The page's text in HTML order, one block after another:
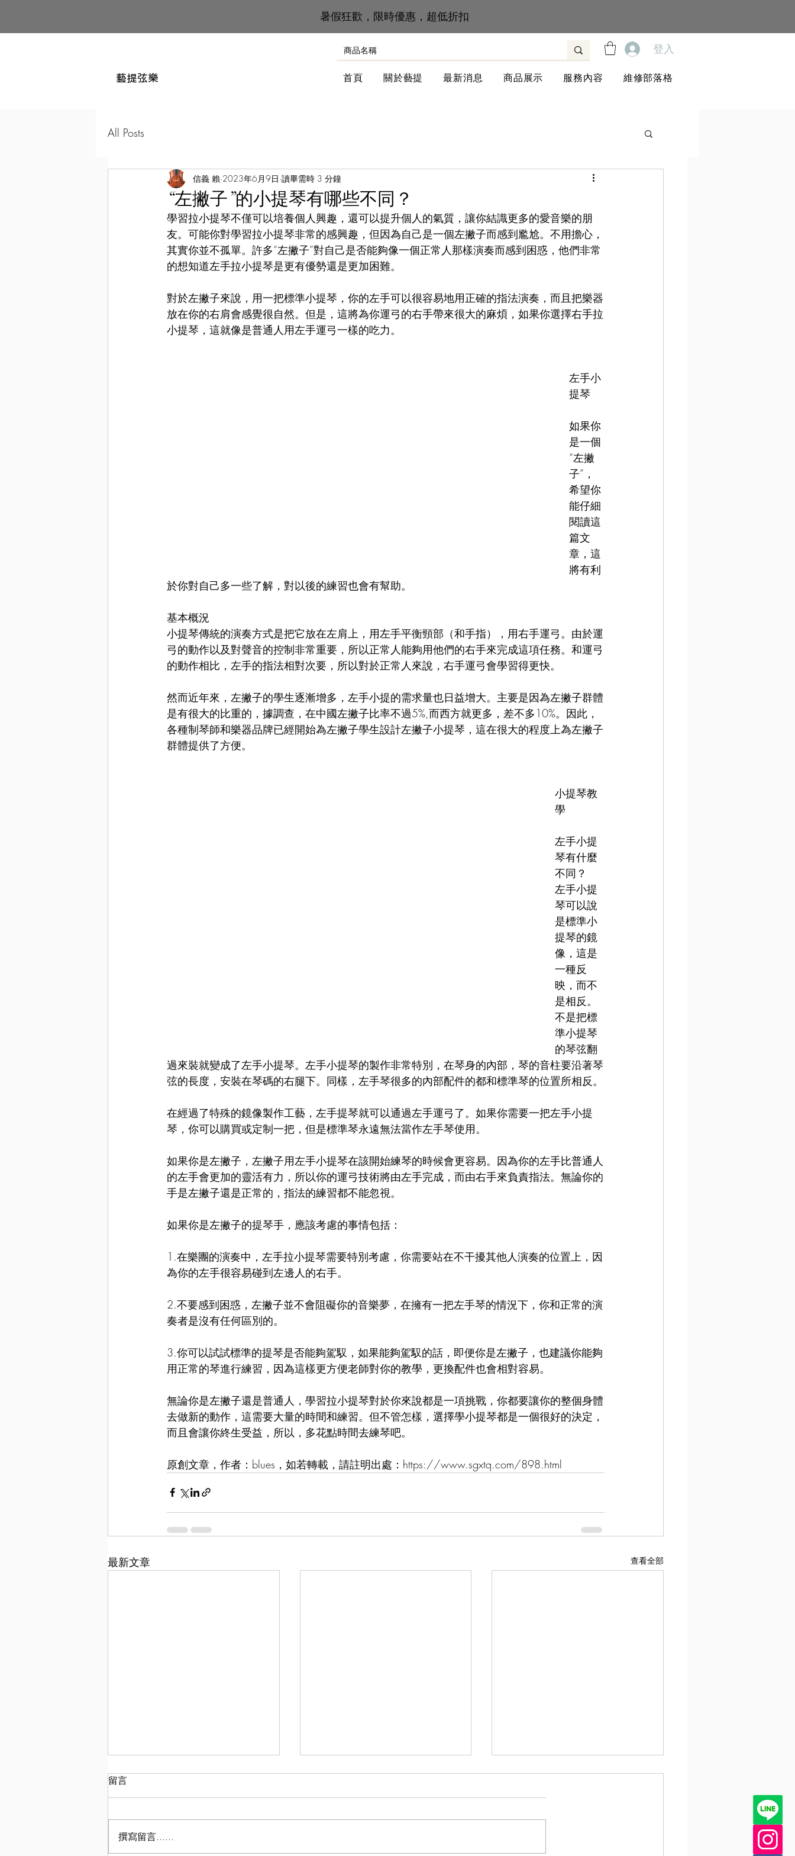
​暑假狂歡，限時優惠，超低折扣
藝提弦樂
登入
首頁 關於藝提 最新消息 商品展示 服務內容 維修部落格
All Posts
“左撇子”的小提琴有哪些不同？
信義 賴 2023年6月9日 讀畢需時 3 分鐘
學習拉小提琴不僅可以培養個人興趣，還可以提升個人的氣質，讓你結識更多的愛音樂的朋
友。可能你對學習拉小提琴非常的感興趣，但因為自己是一個左撇子而感到尷尬。不用擔心，
其實你並不孤單。許多“左撇子”對自己是否能夠像一個正常人那樣演奏而感到困惑，他們非常
的想知道左手拉小提琴是更有優勢還是更加困難。
對於左撇子來說，用一把標準小提琴，你的左手可以很容易地用正確的指法演奏，而且把樂器
放在你的右肩會感覺很自然。但是，這將為你運弓的右手帶來很大的麻煩，如果你選擇右手拉
小提琴，這就像是普通人用左手運弓一樣的吃力。
左手小
提琴
如果你
是一個
“左撇
子”，
希望你
能仔細
閱讀這
篇文
章，這
將有利
於你對自己多一些了解，對以後的練習也會有幫助。
基本概況
小提琴傳統的演奏方式是把它放在左肩上，用左手平衡頸部（和手指），用右手運弓。由於運
弓的動作以及對聲音的控制非常重要，所以正常人能夠用他們的右手來完成這項任務。和運弓
的動作相比，左手的指法相對次要，所以對於正常人來說，右手運弓會學習得更快。
然而近年來，左撇子的學生逐漸增多，左手小提的需求量也日益增大。主要是因為左撇子群體
是有很大的比重的，據調查，在中國左撇子比率不過5%,而西方就更多，差不多10%。因此，
各種制琴師和樂器品牌已經開始為左撇子學生設計左撇子小提琴，這在很大的程度上為左撇子
群體提供了方便。
小提琴教
學
左手小提
琴有什麼
不同？
左手小提
琴可以說
是標準小
提琴的鏡
像，這是
一種反
映，而不
是相反。
不是把標
準小提琴
的琴弦翻
過來裝就變成了左手小提琴。左手小提琴的製作非常特別，在琴身的內部，琴的音柱要沿著琴
弦的長度，安裝在琴碼的右腿下。同樣，左手琴很多的內部配件的都和標準琴的位置所相反。
在經過了特殊的鏡像製作工藝，左手提琴就可以通過左手運弓了。如果你需要一把左手小提
琴，你可以購買或定制一把，但是標準琴永遠無法當作左手琴使用。
如果你是左撇子，左撇子用左手小提琴在該開始練琴的時候會更容易。因為你的左手比普通人
的左手會更加的靈活有力，所以你的運弓技術將由左手完成，而由右手來負責指法。無論你的
手是左撇子還是正常的，指法的練習都不能忽視。
如果你是左撇子的提琴手，應該考慮的事情包括：
1.在樂團的演奏中，左手拉小提琴需要特別考慮，你需要站在不干擾其他人演奏的位置上，因
為你的左手很容易碰到左邊人的右手。
2.不要感到困惑，左撇子並不會阻礙你的音樂夢，在擁有一把左手琴的情況下，你和正常的演
奏者是沒有任何區別的。
3.你可以試試標準的提琴是否能夠駕馭，如果能夠駕馭的話，即便你是左撇子，也建議你能夠
用正常的琴進行練習，因為這樣更方便老師對你的教學，更換配件也會相對容易。
無論你是左撇子還是普通人，學習拉小提琴對於你來說都是一項挑戰，你都要讓你的整個身體
去做新的動作，這需要大量的時間和練習。但不管怎樣，選擇學小提琴都是一個很好的決定，
而且會讓你終生受益，所以，多花點時間去練琴吧。
原創文章，作者：blues，如若轉載，請註明出處：https://www.sgxtq.com/898.html
最新文章 查看全部
留言
撰寫留言......